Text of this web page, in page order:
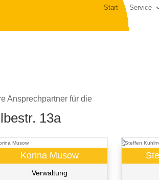
Start Service
Ansprechpartner für die
13a
Korina Musow
Verwaltung